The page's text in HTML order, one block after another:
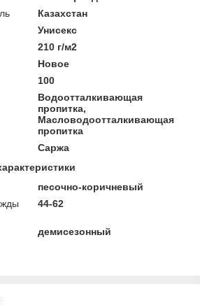
Казахстан
Унисекс
210 г/м2
Новое
100
Водоотталкивающая
пропитка,
Масловодоотталкивающая
пропитка
Саржа
песочно-коричневый
44-62
демисезонный